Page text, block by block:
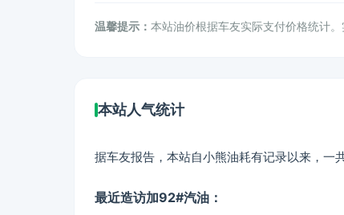
温馨提示： 本站油价根据车友实际支付价格统计
本站人气统计
据车友报告，本站自小熊油耗有记录以来，一
最近造访加92#汽油：